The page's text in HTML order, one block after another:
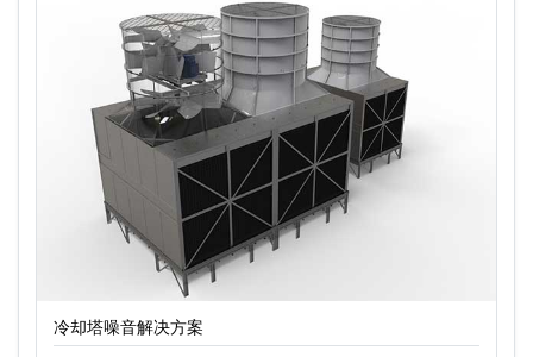
冷却塔噪音解决方案